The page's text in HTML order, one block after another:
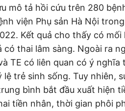
mô tả hồi cứu trên 280
viện Phụ sản Hà Nội
Kết quả cho thấy có
có thai lâm sàng. Ngoài ra
TE có liên quan có ý
lệ trẻ sinh sống. Tuy nhiên,
bình bắt đầu xuất hiện
tiền nhân, thời gian phôi